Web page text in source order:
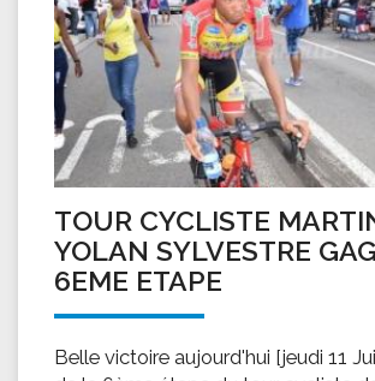
TOUR CYCLISTE
YOLAN SYLVESTRE
6EME ETAPE
Belle victoire aujourd'hui [jeudi 11